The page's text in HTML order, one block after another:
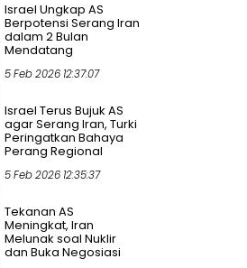
Israel Ungkap AS
Berpotensi Serang Iran
dalam 2 Bulan
Mendatang
5 Feb 2026 12:37:07
Israel Terus Bujuk AS
agar Serang Iran, Turki
Peringatkan Bahaya
Perang Regional
5 Feb 2026 12:35:37
Tekanan AS
Meningkat, Iran
Melunak soal Nuklir
dan Buka Negosiasi